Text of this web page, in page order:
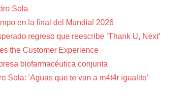
Sola
en la final del Mundial 2026
regreso que reescribe ‘Thank U, Next’
the Customer Experience
biofarmacéutica conjunta
Sola: ‘Aguas que te van a m4t4r igualito’